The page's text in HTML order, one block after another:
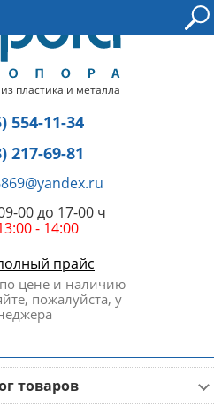
пластика и металла
554-11-34
217-69-81
00 до 17-00 ч
- 14:00
прайс
цене и наличию
пожалуйста, у
товаров